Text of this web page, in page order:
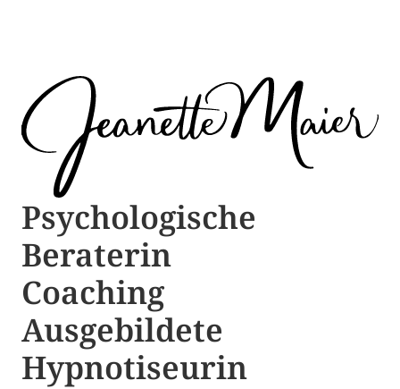
Psychologische ​​
Beraterin
Coaching
Ausgebildete​ ​
Hypnotiseurin